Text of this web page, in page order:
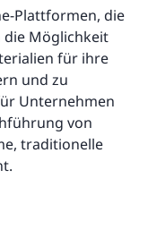
Plattformen, die
Möglichkeit
für ihre
und zu
Unternehmen
von
traditionelle